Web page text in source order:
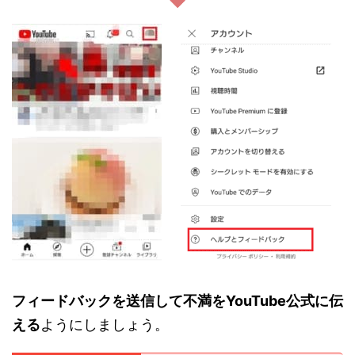
フィードバックを送信して不満をYouTube公式に伝
えるようにしましょう。